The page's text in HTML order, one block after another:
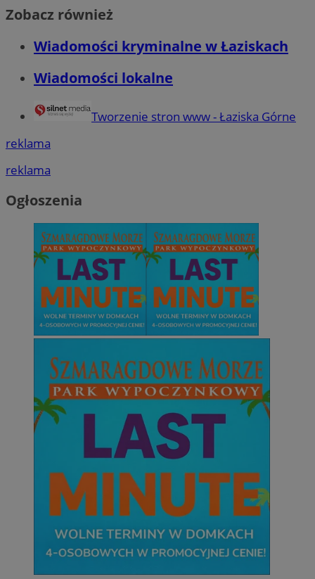
Zobacz również
Wiadomości kryminalne w Łaziskach
Wiadomości lokalne
Tworzenie stron www - Łaziska Górne
reklama
reklama
Ogłoszenia